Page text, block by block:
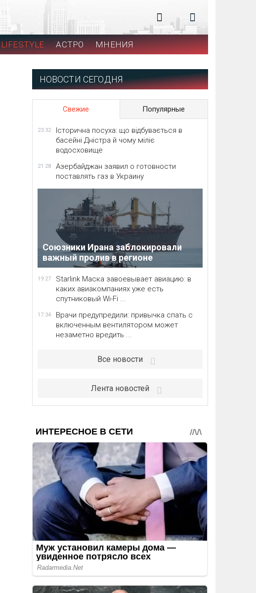
LIFESTYLE АСТРО МНЕНИЯ
НОВОСТИ СЕГОДНЯ
Свежие Популярные
23:32
Історична посуха: що відбувається в
басейні Дністра й чому міліє
водосховище
21:28
Азербайджан заявил о готовности
поставлять газ в Украину
Союзники Ирана заблокировали
важный пролив в регионе
19:27
Starlink Маска завоевывает авиацию: в
каких авиакомпаниях уже есть
спутниковый Wi-Fi ...
17:34
Врачи предупредили: привычка спать с
включенным вентилятором может
незаметно вредить ...
Все новости
Лента новостей